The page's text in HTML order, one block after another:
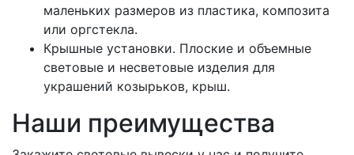
маленьких размеров из пластика, композита
или оргстекла.
Крышные установки. Плоские и объемные
световые и несветовые изделия для
украшений козырьков, крыш.
Наши преимущества